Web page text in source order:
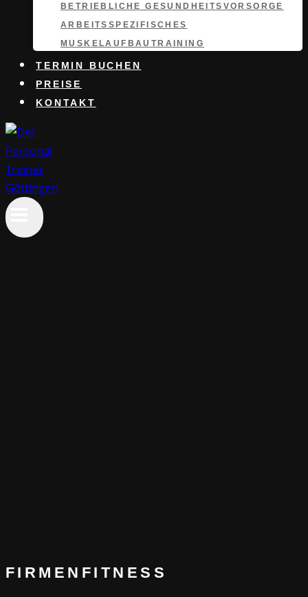
BETRIEBLICHE GESUNDHEITSVORSORGE
ARBEITSSPEZIFISCHES
MUSKELAUFBAUTRAINING
TERMIN BUCHEN
PREISE
KONTAKT
FIRMENFITNESS